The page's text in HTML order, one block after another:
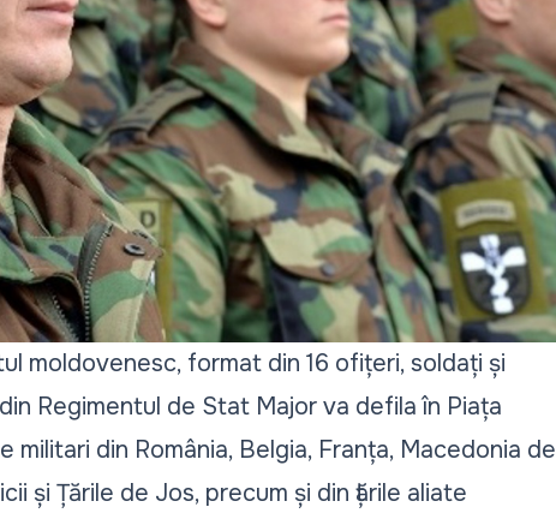
moldovenesc, format din 16 ofițeri, soldați și
Regimentul de Stat Major va defila în Piața
din România, Belgia, Franța, Macedonia de
și Țările de Jos, precum și din țările aliate